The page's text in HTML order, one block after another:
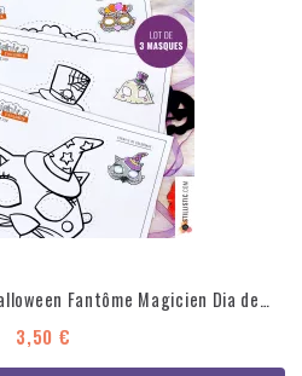
Lot 3 Masques enfant Halloween Fantôme Magicien Dia de los Muertos à imprimer et colorier
3,50 €